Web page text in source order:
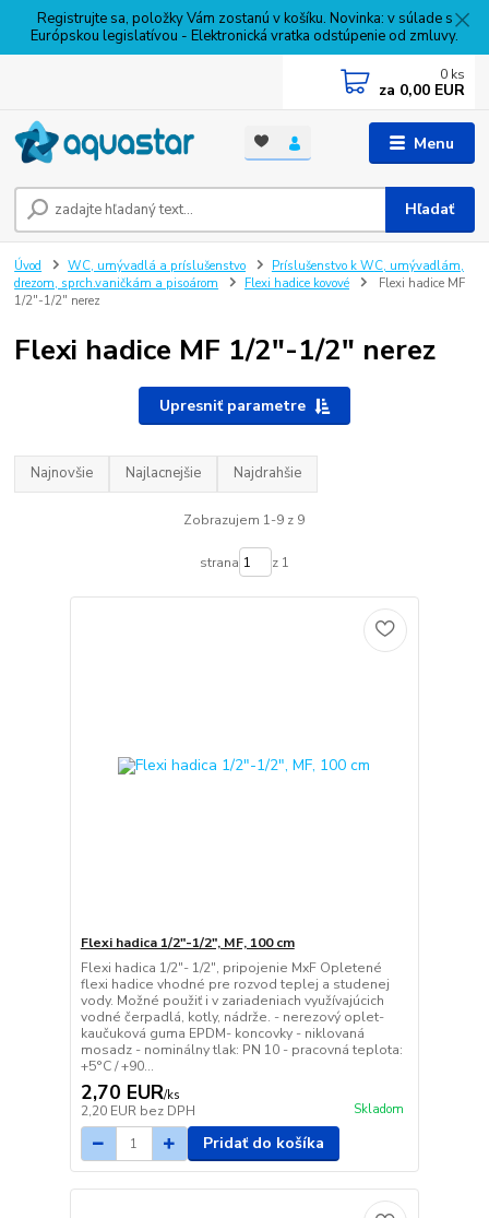
Registrujte sa, položky Vám zostanú v košíku. Novinka: v súlade s
Európskou legislatívou - Elektronická vratka odstúpenie od zmluvy.
Menu
Hľadať
0 ks
za 0,00 EUR
Úvod WC, umývadlá a príslušenstvo
Príslušenstvo k WC, umývadlám,
drezom, sprch.vaničkám a pisoárom
Flexi hadice kovové
Flexi hadice MF
1/2"-1/2" nerez
Flexi hadice MF 1/2"-1/2" nerez
Upresniť parametre
Najnovšie Najlacnejšie Najdrahšie
Zobrazujem 1-9 z 9
strana z 1
Flexi hadica 1/2"-1/2", MF, 100 cm
Flexi hadica 1/2"- 1/2", pripojenie MxF Opletené
flexi hadice vhodné pre rozvod teplej a studenej
vody. Možné použiť i v zariadeniach využívajúcich
vodné čerpadlá, kotly, nádrže. - nerezový oplet-
kaučuková guma EPDM- koncovky - niklovaná
mosadz - nominálny tlak: PN 10 - pracovná teplota:
+5°C / +90...
2,70 EUR/ks
2,20 EUR bez DPH Skladom
Pridať do košíka